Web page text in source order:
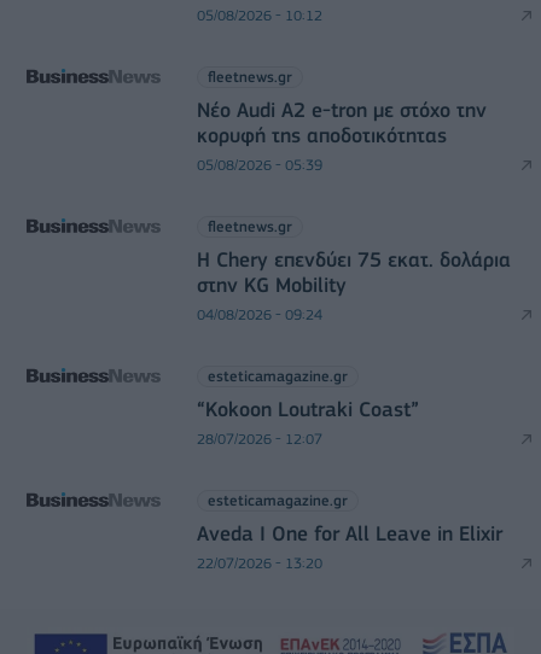
05/08/2026 - 10:12
fleetnews.gr
Νέο Audi A2 e-tron με στόχο την
κορυφή της αποδοτικότητας
05/08/2026 - 05:39
fleetnews.gr
Η Chery επενδύει 75 εκατ. δολάρια
στην KG Mobility
04/08/2026 - 09:24
esteticamagazine.gr
“Kokoon Loutraki Coast”
28/07/2026 - 12:07
esteticamagazine.gr
Aveda I One for All Leave in Elixir
22/07/2026 - 13:20